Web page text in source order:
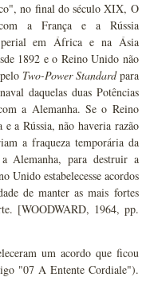
no final do século XIX, O
a França e a Rússia
em África e na Ásia
1892 e o Reino Unido não
Two-Power Standardpara
daquelas duas Potências
a Alemanha. Se o Reino
e a Rússia, não haveria razão
a fraqueza temporária da
Alemanha, para destruir a
Unido estabelecesse acordos
de manter as mais fortes
[WOODWARD, 1964, pp.
um acordo que ficou
"07 A Entente Cordiale").